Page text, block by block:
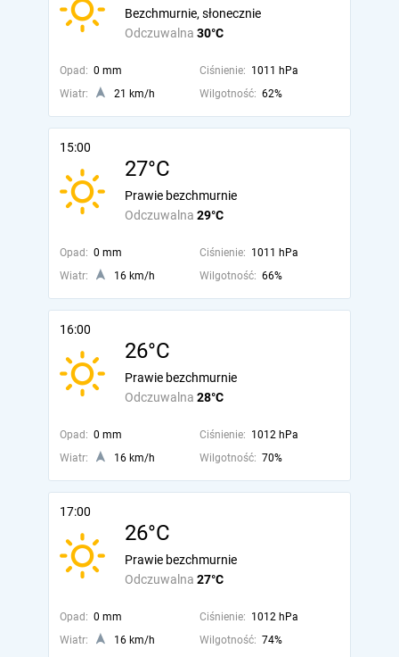
Odczuwalna 30°C
Bezchmurnie, słonecznie
Opad: 0 mm Ciśnienie: 1011 hPa
Wiatr:
21 km/h Wilgotność: 62%
15:00
27°C
Odczuwalna 29°C
Prawie bezchmurnie
Opad: 0 mm Ciśnienie: 1011 hPa
Wiatr:
16 km/h Wilgotność: 66%
16:00
26°C
Odczuwalna 28°C
Prawie bezchmurnie
Opad: 0 mm Ciśnienie: 1012 hPa
Wiatr:
16 km/h Wilgotność: 70%
17:00
26°C
Odczuwalna 27°C
Prawie bezchmurnie
Opad: 0 mm Ciśnienie: 1012 hPa
Wiatr:
16 km/h Wilgotność: 74%